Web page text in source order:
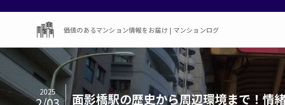
価値のあるマンション情報をお届け | マンションログ
面影橋駅の歴史から周辺環境まで！情
2025